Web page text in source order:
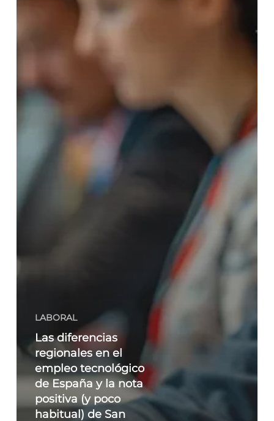
LABORAL
Las diferencias
regionales en el
empleo tecnológico
de España y la nota
positiva (y poco
habitual) de San